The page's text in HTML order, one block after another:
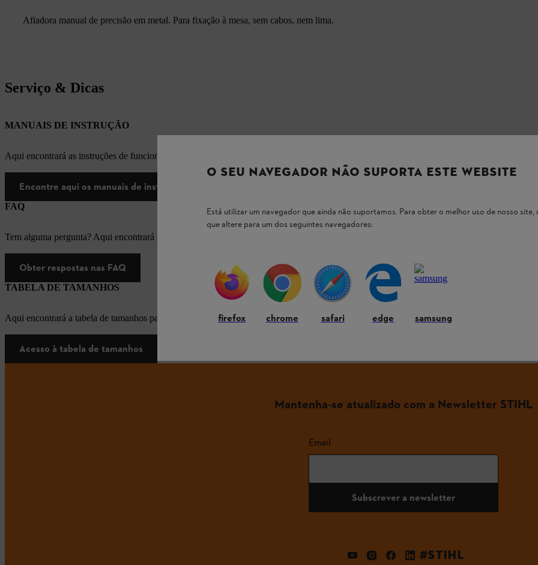
Afiadora manual de precisão em metal. Para fixação à mesa, sem cabos, nem lima.
Serviço & Dicas
MANUAIS DE INSTRUÇÃO
Aqui encontrará as instruções de funcionamento apropriadas para os nossos produtos STIHL
Encontre aqui os manuais de instruções
FAQ
Tem alguma pergunta? Aqui encontrará as respostas apropriadas para as perguntas mais comuns
Obter respostas nas FAQ
TABELA DE TAMANHOS
Aqui encontrará a tabela de tamanhos para equipamento de proteção individual
Acesso à tabela de tamanhos
Mantenha-se atualizado com a Newsletter STIHL
Email
Subscrever a newsletter
#STIHL
O SEU NAVEGADOR NÃO SUPORTA ESTE WEBSITE
Está utilizar um navegador que ainda não suportamos. Para obter o melhor uso de nosso site,
que altere para um dos seguintes navegadores:
firefox chrome safari edge samsung